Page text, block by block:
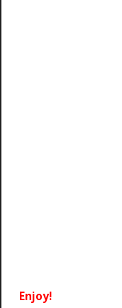
Enjoy!